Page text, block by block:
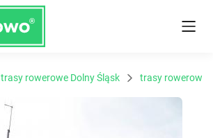
trasy rowerowe Dolny Śląsk trasy rowerowe